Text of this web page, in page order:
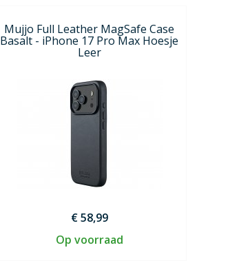
Mujjo Full Leather MagSafe Case
Basalt - iPhone 17 Pro Max Hoesje
Leer
€ 58,99
Op voorraad